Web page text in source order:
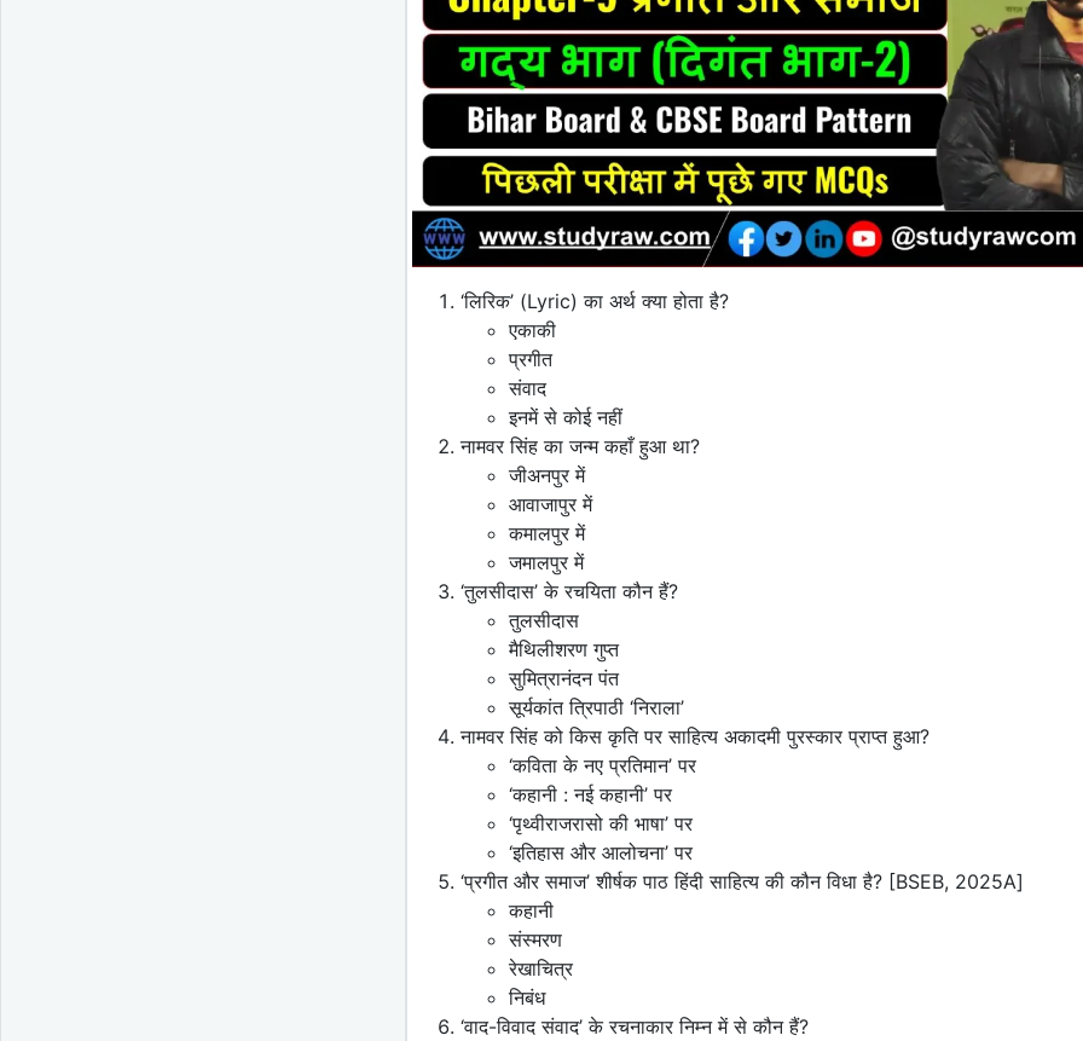
‘लिरिक’ (Lyric) का अर्थ क्या होता है?
एकाकी
प्रगीत
संवाद
इनमें से कोई नहीं
नामवर सिंह का जन्म कहाँ हुआ था?
जीअनपुर में
आवाजापुर में
कमालपुर में
जमालपुर में
‘तुलसीदास’ के रचयिता कौन हैं?
तुलसीदास
मैथिलीशरण गुप्त
सुमित्रानंदन पंत
सूर्यकांत त्रिपाठी ‘निराला’
नामवर सिंह को किस कृति पर साहित्य अकादमी पुरस्कार प्राप्त हुआ?
‘कविता के नए प्रतिमान’ पर
‘कहानी : नई कहानी’ पर
‘पृथ्वीराजरासो की भाषा’ पर
‘इतिहास और आलोचना’ पर
‘प्रगीत और समाज’ शीर्षक पाठ हिंदी साहित्य की कौन विधा है? [BSEB, 2025A]
कहानी
संस्मरण
रेखाचित्र
निबंध
‘वाद-विवाद संवाद’ के रचनाकार निम्न में से कौन हैं?